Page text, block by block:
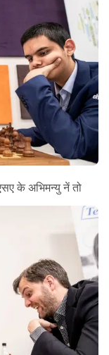
के अभिमन्यु नें तो